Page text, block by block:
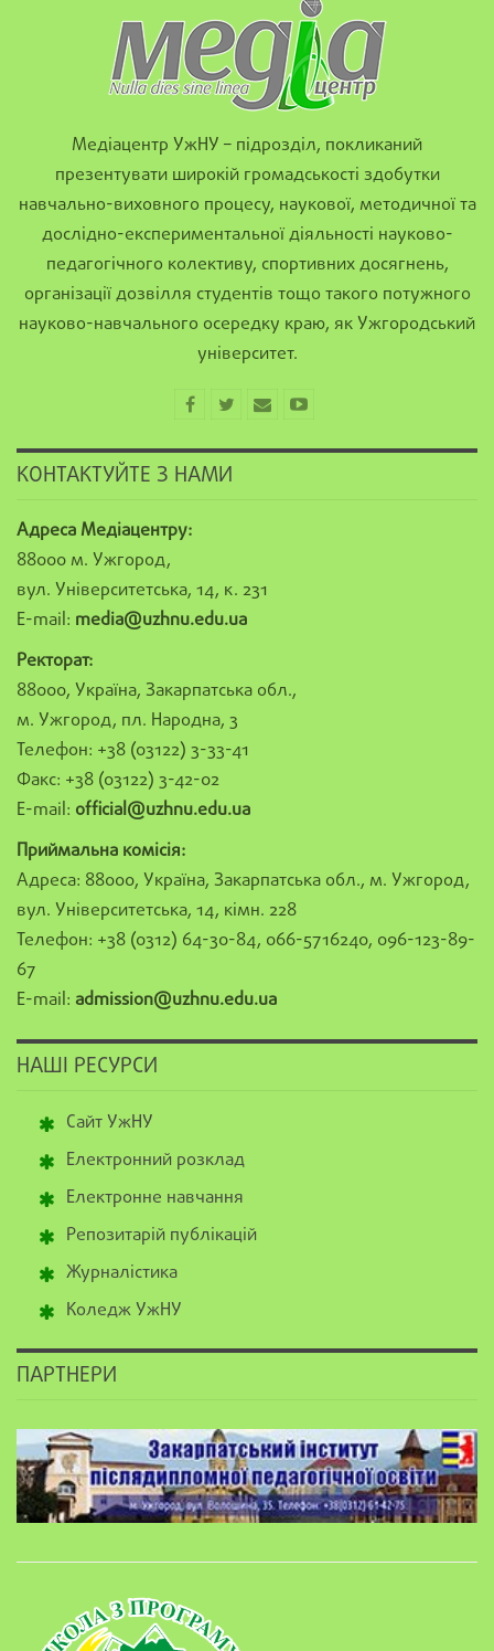
Медіацентр УжНУ – підрозділ, покликаний
презентувати широкій громадськості здобутки
навчально-виховного процесу, наукової, методичної та
дослідно-експериментальної діяльності науково-
педагогічного колективу, спортивних досягнень,
організації дозвілля студентів тощо такого потужного
науково-навчального осередку краю, як Ужгородський
університет.
КОНТАКТУЙТЕ З НАМИ
Адреса Медіацентру:
88000 м. Ужгород,
вул. Університетська, 14, к. 231
E-mail: media@uzhnu.edu.ua
Ректорат:
88000, Україна, Закарпатська обл.,
м. Ужгород, пл. Народна, 3
Телефон: +38 (03122) 3-33-41
Факс: +38 (03122) 3-42-02
E-mail: official@uzhnu.edu.ua
Приймальна комісія:
Адреса: 88000, Україна, Закарпатська обл., м. Ужгород,
вул. Університетська, 14, кімн. 228
Телефон: +38 (0312) 64-30-84, 066-5716240, 096-123-89-
67
E-mail: admission@uzhnu.edu.ua
НАШІ РЕСУРСИ
Сайт УжНУ
Електронний розклад
Електронне навчання
Репозитарій публікацій
Журналістика
Коледж УжНУ
ПАРТНЕРИ